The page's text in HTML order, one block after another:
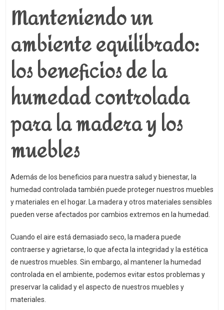
Manteniendo un
ambiente equilibrado:
los beneficios de la
humedad controlada
para la madera y los
muebles
Además de los beneficios para nuestra salud y bienestar, la
humedad controlada también puede proteger nuestros muebles
y materiales en el hogar. La madera y otros materiales sensibles
pueden verse afectados por cambios extremos en la humedad.
Cuando el aire está demasiado seco, la madera puede
contraerse y agrietarse, lo que afecta la integridad y la estética
de nuestros muebles. Sin embargo, al mantener la humedad
controlada en el ambiente, podemos evitar estos problemas y
preservar la calidad y el aspecto de nuestros muebles y
materiales.